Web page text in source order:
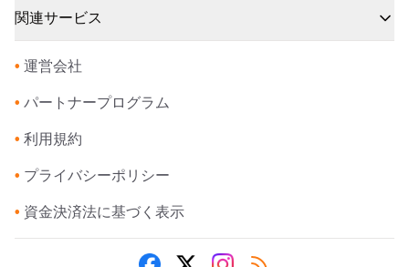
関連サービス
• 運営会社
• パートナープログラム
• 利用規約
• プライバシーポリシー
• 資金決済法に基づく表示